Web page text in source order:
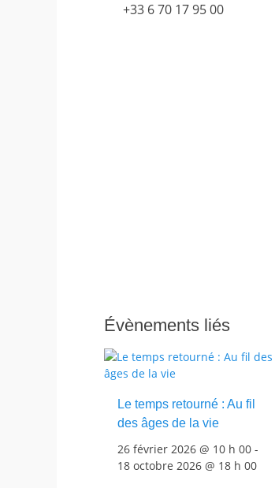
+33 6 70 17 95 00
Évènements liés
Le temps retourné : Au fil
des âges de la vie
26 février 2026 @ 10 h 00 -
18 octobre 2026 @ 18 h 00